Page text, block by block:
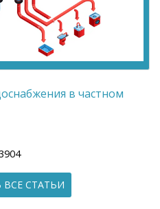
в частном
СТАТЬИ